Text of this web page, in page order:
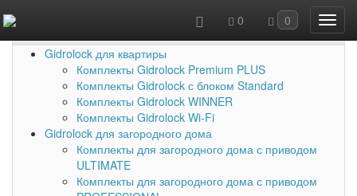
0
0
Gidrolock для квартиры
Комплекты Gidrolock Premium PLUS
Комплекты Gidrolock с блоком Standard
Комплекты Gidrolock WINNER
Комплекты Gidrolock Wi-Fi
Gidrolock для загородного дома
Комплекты для загородного дома с приводом
ULTIMATE
Комплекты для загородного дома с приводом